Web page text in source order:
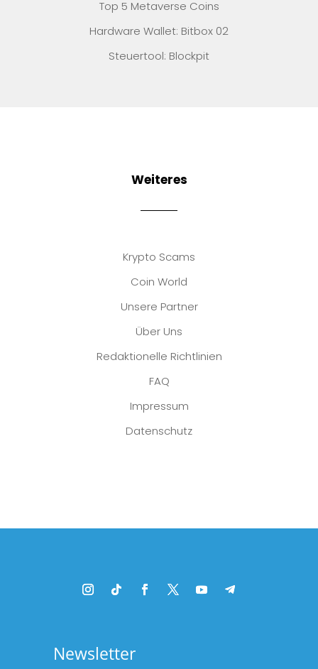
Top 5 Metaverse Coins
Hardware Wallet: Bitbox 02
Steuertool: Blockpit
Weiteres
Krypto Scams
Coin World
Unsere Partner
Über Uns
Redaktionelle Richtlinien
FAQ
Impressum
Datenschutz
Newsletter